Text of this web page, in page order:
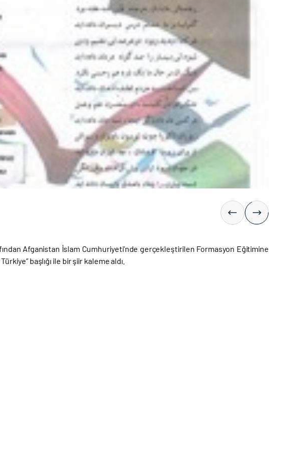
Afganistan İslam Cumhuriyeti’nde gerçekleştirilen Formasyon Eğitimine
başlığı ile bir şiir kaleme aldı.